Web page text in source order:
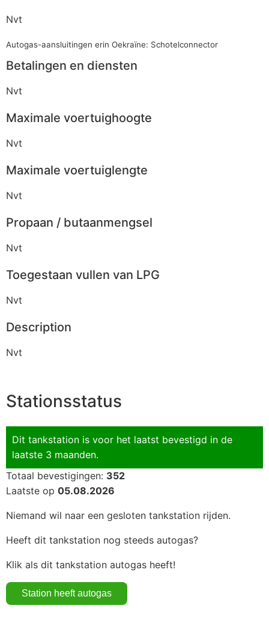
Nvt
Autogas-aansluitingen erin Oekraïne: Schotelconnector
Betalingen en diensten
Nvt
Maximale voertuighoogte
Nvt
Maximale voertuiglengte
Nvt
Propaan / butaanmengsel
Nvt
Toegestaan vullen van LPG
Nvt
Description
Nvt
Stationsstatus
Dit tankstation is voor het laatst bevestigd in de
laatste 3 maanden.
Totaal bevestigingen: 352
Laatste op 05.08.2026
Niemand wil naar een gesloten tankstation rijden.
Heeft dit tankstation nog steeds autogas?
Klik als dit tankstation autogas heeft!